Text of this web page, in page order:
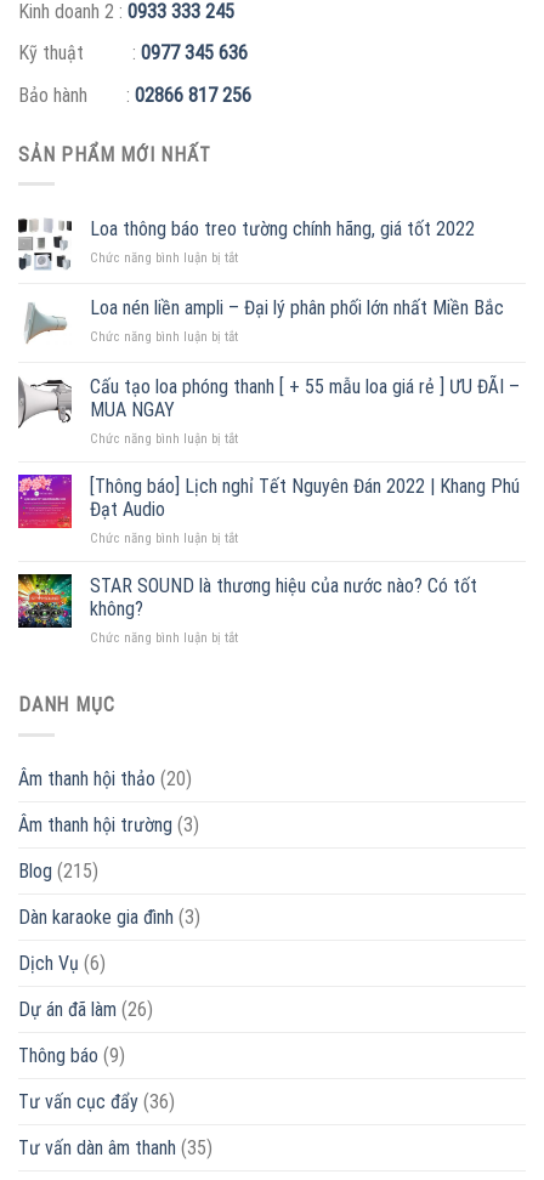
Kinh doanh 2 : 0933 333 245
Kỹ thuật : 0977 345 636
Bảo hành : 02866 817 256
SẢN PHẨM MỚI NHẤT
Loa thông báo treo tường chính hãng, giá tốt 2022
Chức năng bình luận bị tắtở
thông
báo
treo
chính
tốt
Loa nén liền ampli – Đại lý phân phối lớn nhất Miền Bắc
Chức năng bình luận bị tắtở
nén
liền
–
lý
phân
lớn
Miền
Cấu tạo loa phóng thanh [ + 55 mẫu loa giá rẻ ] ƯU ĐÃI –
MUA NGAY
Chức năng bình luận bị tắtở
tạo
loa
thanh
+
loa
[Thông báo] Lịch nghỉ Tết Nguyên Đán 2022 | Khang Phú
Đạt Audio
Chức năng bình luận bị tắtở
báo]
Tết
STAR SOUND là thương hiệu của nước nào? Có tốt
không?
Chức năng bình luận bị tắtở
DANH MỤC
Âm thanh hội thảo (20)
Âm thanh hội trường (3)
Blog (215)
Dàn karaoke gia đình (3)
Dịch Vụ (6)
Dự án đã làm (26)
Thông báo (9)
Tư vấn cục đẩy (36)
Tư vấn dàn âm thanh (35)